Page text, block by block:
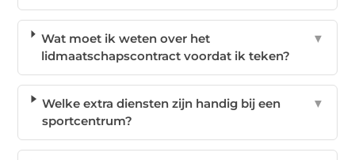
Wat moet ik weten over het
lidmaatschapscontract voordat ik teken?
▼
Welke extra diensten zijn handig bij een
sportcentrum?
▼